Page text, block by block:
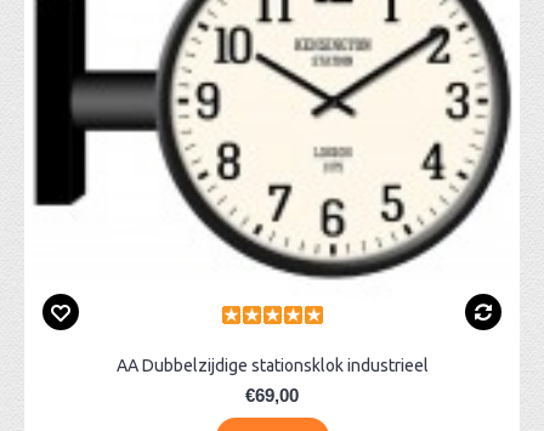
AA Dubbelzijdige stationsklok industrieel
€69,00